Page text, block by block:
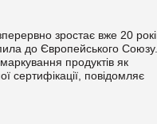
зростає вже 20
до Європейського Союзу.
продуктів як
сертифікації, повідомляє